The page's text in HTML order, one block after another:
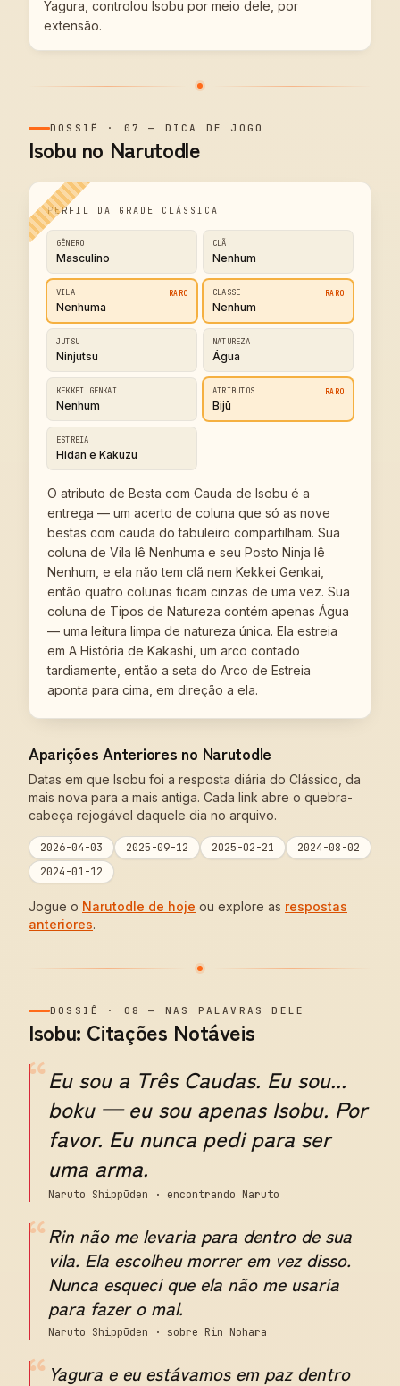
Yagura, controlou Isobu por meio dele, por
extensão.
DOSSIÊ · 07 — DICA DE JOGO
Isobu no Narutodle
PERFIL DA GRADE CLÁSSICA
GÊNERO
Masculino
CLÃ
Nenhum
VILA RARO
Nenhuma
CLASSE RARO
Nenhum
JUTSU
Ninjutsu
NATUREZA
Água
KEKKEI GENKAI
Nenhum
ATRIBUTOS RARO
Bijū
ESTREIA
Hidan e Kakuzu
O atributo de Besta com Cauda de Isobu é a
entrega — um acerto de coluna que só as nove
bestas com cauda do tabuleiro compartilham. Sua
coluna de Vila lê Nenhuma e seu Posto Ninja lê
Nenhum, e ela não tem clã nem Kekkei Genkai,
então quatro colunas ficam cinzas de uma vez. Sua
coluna de Tipos de Natureza contém apenas Água
— uma leitura limpa de natureza única. Ela estreia
em A História de Kakashi, um arco contado
tardiamente, então a seta do Arco de Estreia
aponta para cima, em direção a ela.
Aparições Anteriores no Narutodle
Datas em que Isobu foi a resposta diária do Clássico, da
mais nova para a mais antiga. Cada link abre o quebra-
cabeça rejogável daquele dia no arquivo.
2026-04-03 2025-09-12 2025-02-21
2024-08-02
2024-01-12
Jogue o Narutodle de hoje ou explore as respostas
anteriores.
DOSSIÊ · 08 — NAS PALAVRAS DELE
Isobu: Citações Notáveis
“Eu sou a Três Caudas. Eu sou...
boku — eu sou apenas Isobu. Por
favor. Eu nunca pedi para ser
uma arma.
Naruto Shippūden · encontrando Naruto
“Rin não me levaria para dentro de sua
vila. Ela escolheu morrer em vez disso.
Nunca esqueci que ela não me usaria
para fazer o mal.
Naruto Shippūden · sobre Rin Nohara
“ Yagura e eu estávamos em paz dentro